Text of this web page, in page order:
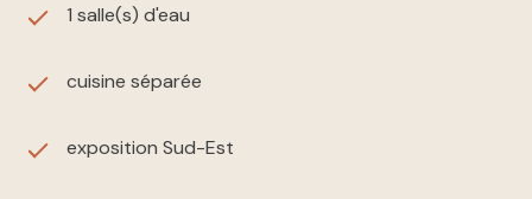
1 salle(s) d'eau
cuisine séparée
exposition Sud-Est